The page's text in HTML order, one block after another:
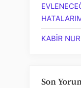
KABİR
Son